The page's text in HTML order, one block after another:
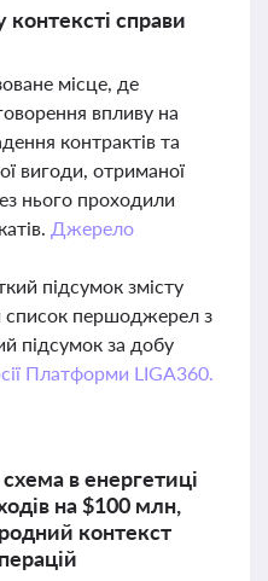
справи
місце, де
впливу на
контрактів та
вигоди, отриманої
нього проходили
Джерело
підсумок змісту
список першоджерел з
підсумок за добу
Платформи LIGA360.
в енергетиці
на $100 млн,
контекст